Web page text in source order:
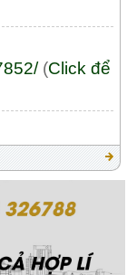
(Click để